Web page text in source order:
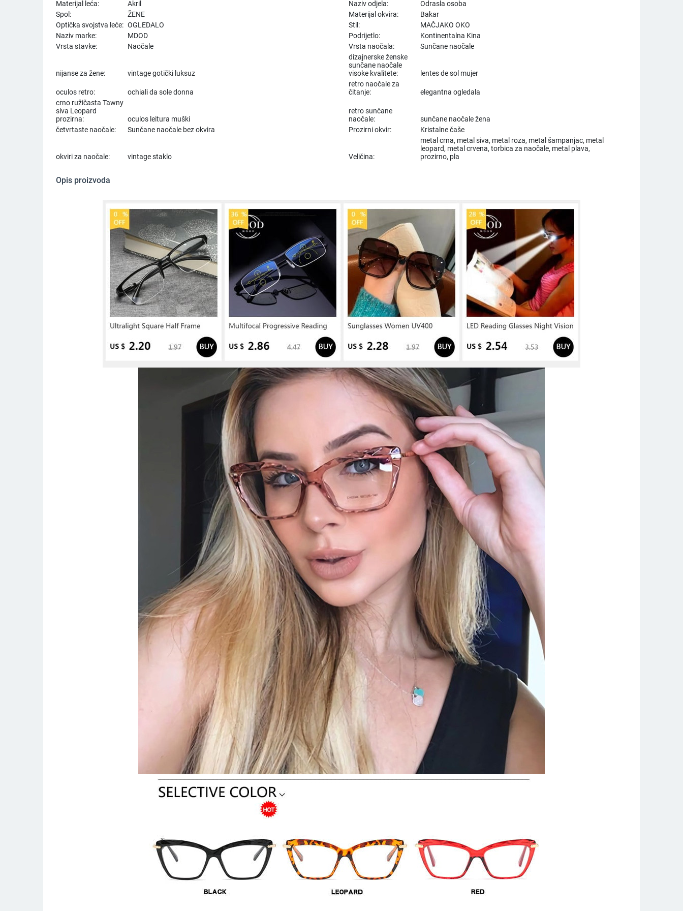
Materijal leća:
Akril Naziv odjela:
Odrasla osoba
Spol:
ŽENE Materijal okvira:
Bakar
Optička svojstva leće: OGLEDALO Stil:
MAČJAKO OKO
Naziv marke:
MDOD Podrijetlo:
Kontinentalna Kina
Vrsta stavke:
Naočale Vrsta naočala: Sunčane naočale
nijanse za žene: vintage gotički luksuz
dizajnerske ženske
sunčane naočale
visoke kvalitete:
lentes de sol mujer
oculos retro: ochiali da sole donna
retro naočale za
čitanje:
elegantna ogledala
crno ružičasta Tawny
siva Leopard
prozirna:
oculos leitura muški
retro sunčane
naočale:
sunčane naočale žena
četvrtaste naočale:
Sunčane naočale bez okvira Prozirni okvir: Kristalne čaše
okviri za naočale: vintage staklo Veličina:
metal crna, metal siva, metal roza, metal šampanjac, metal
leopard, metal crvena, torbica za naočale, metal plava,
prozirno, pla
Opis proizvoda